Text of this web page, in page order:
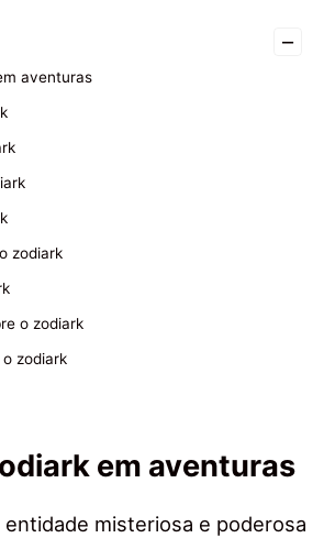
–
aventuras
zodiark
o zodiark
zodiark
em aventuras
entidade misteriosa e poderosa